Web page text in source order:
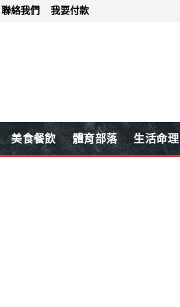
聯絡我們 我要付款
美食餐飲 體育部落 生活命理